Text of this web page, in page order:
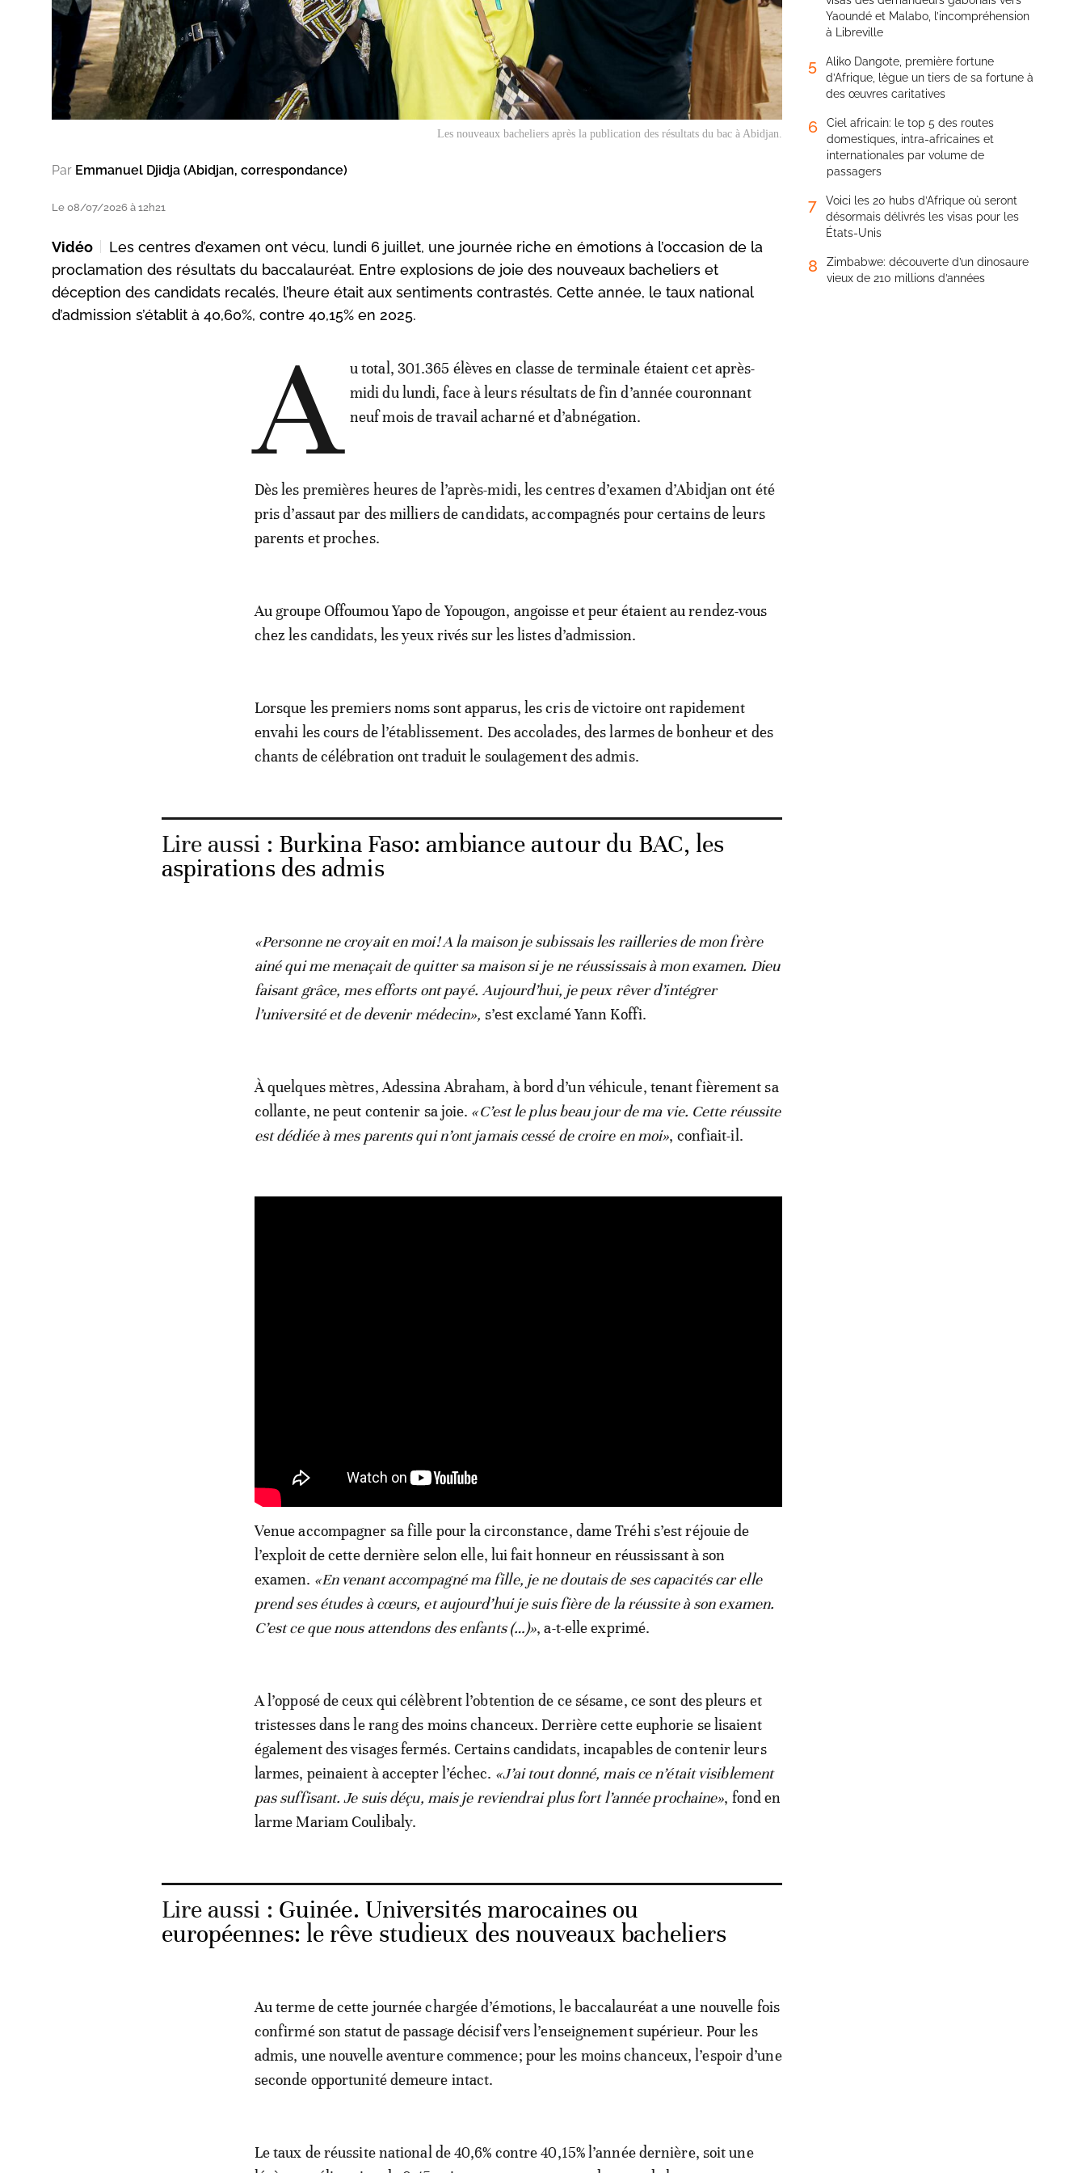
Les nouveaux bacheliers après la publication des résultats du bac à Abidjan.
Par Emmanuel Djidja (Abidjan, correspondance)
Le 08/07/2026 à 12h21
Vidéo
Les centres d’examen ont vécu, lundi 6 juillet, une journée riche en émotions à l’occasion de la
proclamation des résultats du baccalauréat. Entre explosions de joie des nouveaux bacheliers et
déception des candidats recalés, l’heure était aux sentiments contrastés. Cette année, le taux national
d’admission s’établit à 40,60%, contre 40,15% en 2025.
A u total, 301.365 élèves en classe de terminale étaient cet après-
midi du lundi, face à leurs résultats de fin d’année couronnant
neuf mois de travail acharné et d’abnégation.
Dès les premières heures de l’après-midi, les centres d’examen d’Abidjan ont été
pris d’assaut par des milliers de candidats, accompagnés pour certains de leurs
parents et proches.
Au groupe Offoumou Yapo de Yopougon, angoisse et peur étaient au rendez-vous
chez les candidats, les yeux rivés sur les listes d’admission.
Lorsque les premiers noms sont apparus, les cris de victoire ont rapidement
envahi les cours de l’établissement. Des accolades, des larmes de bonheur et des
chants de célébration ont traduit le soulagement des admis.
Lire aussi : Burkina Faso: ambiance autour du BAC, les
aspirations des admis
«Personne ne croyait en moi! A la maison je subissais les railleries de mon frère
ainé qui me menaçait de quitter sa maison si je ne réussissais à mon examen. Dieu
faisant grâce, mes efforts ont payé. Aujourd’hui, je peux rêver d’intégrer
l’université et de devenir médecin», s’est exclamé Yann Koffi.
À quelques mètres, Adessina Abraham, à bord d’un véhicule, tenant fièrement sa
collante, ne peut contenir sa joie. «C’est le plus beau jour de ma vie. Cette réussite
est dédiée à mes parents qui n’ont jamais cessé de croire en moi», confiait-il.
Venue accompagner sa fille pour la circonstance, dame Tréhi s’est réjouie de
l’exploit de cette dernière selon elle, lui fait honneur en réussissant à son
examen. «En venant accompagné ma fille, je ne doutais de ses capacités car elle
prend ses études à cœurs, et aujourd’hui je suis fière de la réussite à son examen.
C’est ce que nous attendons des enfants (…)», a-t-elle exprimé.
A l’opposé de ceux qui célèbrent l’obtention de ce sésame, ce sont des pleurs et
tristesses dans le rang des moins chanceux. Derrière cette euphorie se lisaient
également des visages fermés. Certains candidats, incapables de contenir leurs
larmes, peinaient à accepter l’échec. «J’ai tout donné, mais ce n’était visiblement
pas suffisant. Je suis déçu, mais je reviendrai plus fort l’année prochaine», fond en
larme Mariam Coulibaly.
Lire aussi : Guinée. Universités marocaines ou
européennes: le rêve studieux des nouveaux bacheliers
Au terme de cette journée chargée d’émotions, le baccalauréat a une nouvelle fois
confirmé son statut de passage décisif vers l’enseignement supérieur. Pour les
admis, une nouvelle aventure commence; pour les moins chanceux, l’espoir d’une
seconde opportunité demeure intact.
Le taux de réussite national de 40,6% contre 40,15% l’année dernière, soit une
Yaoundé et Malabo, l’incompréhension
à Libreville
5
Aliko Dangote, première fortune
d’Afrique, lègue un tiers de sa fortune à
des œuvres caritatives
6
Ciel africain: le top 5 des routes
domestiques, intra-africaines et
internationales par volume de
passagers
7
Voici les 20 hubs d’Afrique où seront
désormais délivrés les visas pour les
États-Unis
8
Zimbabwe: découverte d’un dinosaure
vieux de 210 millions d’années